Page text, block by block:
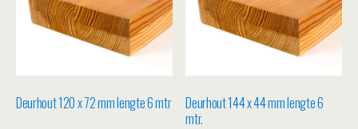
Deurhout 120 x 72 mm lengte 6 mtr
Deurhout 144 x 44 mm lengte 6
mtr.